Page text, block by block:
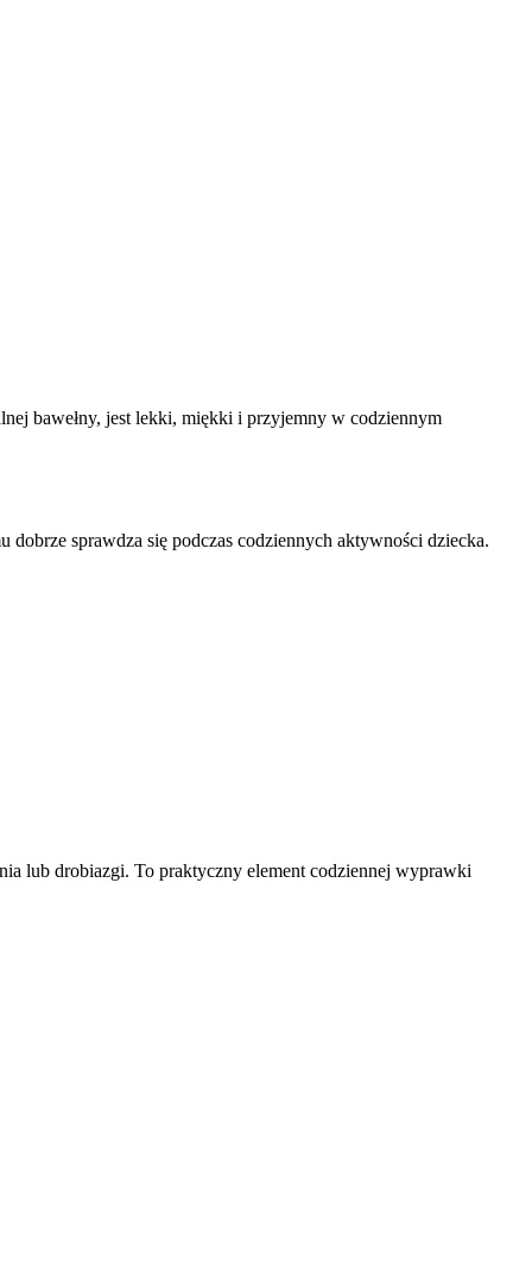
bawełny, jest lekki, miękki i przyjemny w codziennym
dobrze sprawdza się podczas codziennych aktywności dziecka.
lub drobiazgi. To praktyczny element codziennej wyprawki